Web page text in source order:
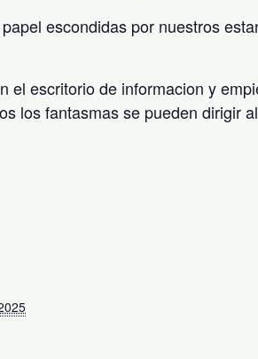
escondidas por nuestros
el escritorio de informacion y
los fantasmas se pueden dirigir